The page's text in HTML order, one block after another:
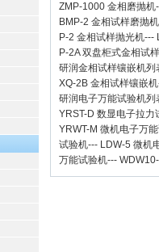
ZMP-1000 金相磨抛机
BMP-2 金相试样磨抛机
P-2 金相试样抛光机---
P-2A 双盘柜式金相试
研润金相试样镶嵌机列
XQ-2B 金相试样镶嵌机
研润电子万能试验机列
YRST-D 数显电子拉力
YRWT-M 微机电子万
试验机--- LDW-5 微机
万能试验机---